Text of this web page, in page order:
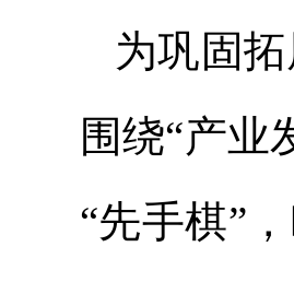
为巩固
围绕“产业
“先手棋”